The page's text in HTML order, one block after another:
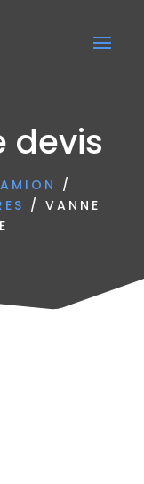
devis
/
/ VANNE